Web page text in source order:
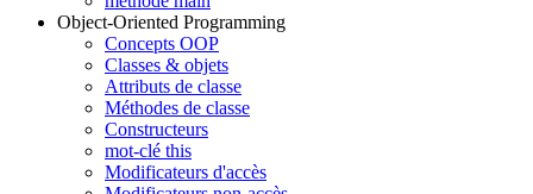
Object-Oriented Programming
Concepts OOP
Classes & objets
Attributs de classe
Méthodes de classe
Constructeurs
mot-clé this
Modificateurs d'accès